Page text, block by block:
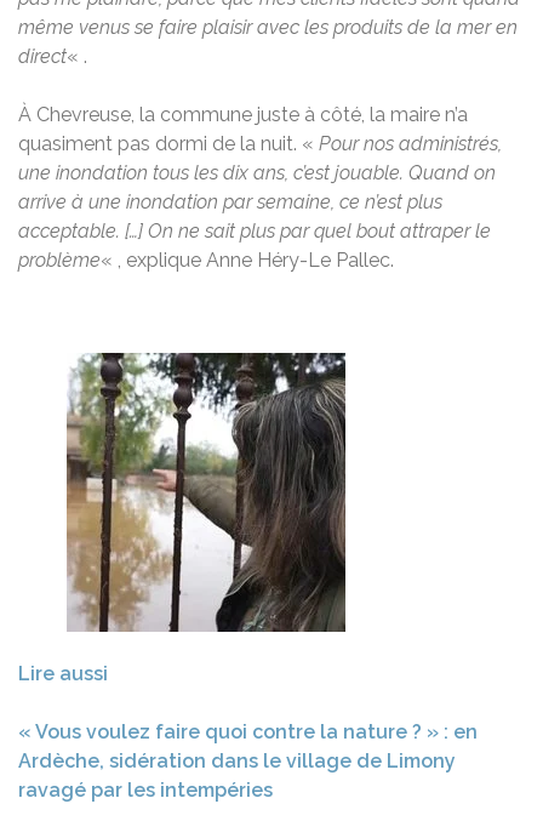
même venus se faire plaisir avec les produits de la mer en
direct« .
À Chevreuse, la commune juste à côté, la maire n’a
quasiment pas dormi de la nuit. « Pour nos administrés,
une inondation tous les dix ans, c’est jouable. Quand on
arrive à une inondation par semaine, ce n’est plus
acceptable. […] On ne sait plus par quel bout attraper le
problème« , explique Anne Héry-Le Pallec.
Lire aussi
« Vous voulez faire quoi contre la nature ? » : en
Ardèche, sidération dans le village de Limony
ravagé par les intempéries